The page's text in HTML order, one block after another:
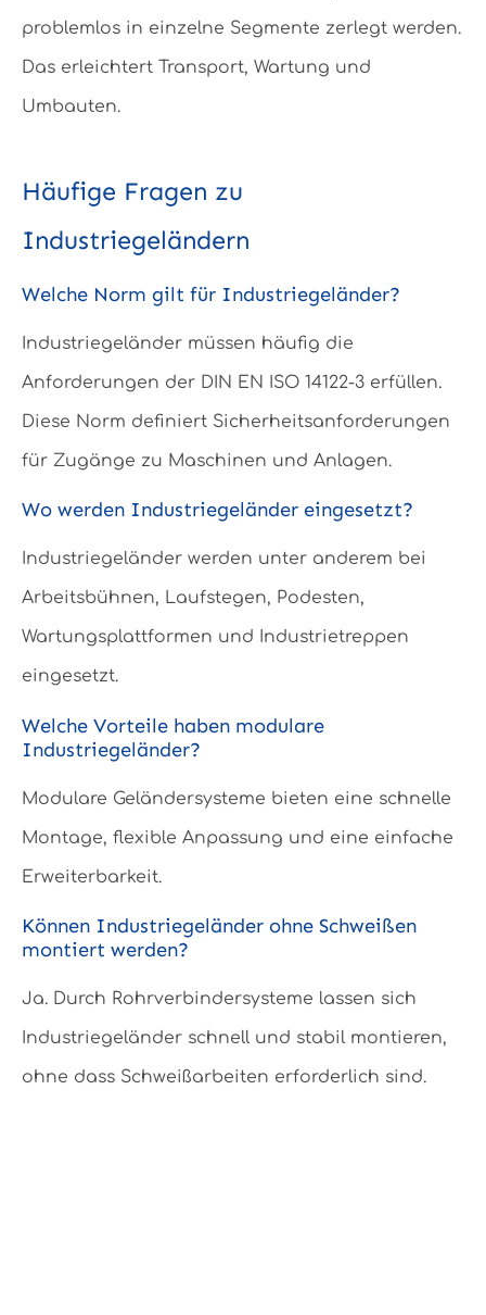
problemlos in einzelne Segmente zerlegt werden.
Das erleichtert Transport, Wartung und
Umbauten.
Häufige Fragen zu
Industriegeländern
Welche Norm gilt für Industriegeländer?
Industriegeländer müssen häufig die
Anforderungen der DIN EN ISO 14122-3 erfüllen.
Diese Norm definiert Sicherheitsanforderungen
für Zugänge zu Maschinen und Anlagen.
Wo werden Industriegeländer eingesetzt?
Industriegeländer werden unter anderem bei
Arbeitsbühnen, Laufstegen, Podesten,
Wartungsplattformen und Industrietreppen
eingesetzt.
Welche Vorteile haben modulare
Industriegeländer?
Modulare Geländersysteme bieten eine schnelle
Montage, flexible Anpassung und eine einfache
Erweiterbarkeit.
Können Industriegeländer ohne Schweißen
montiert werden?
Ja. Durch Rohrverbindersysteme lassen sich
Industriegeländer schnell und stabil montieren,
ohne dass Schweißarbeiten erforderlich sind.